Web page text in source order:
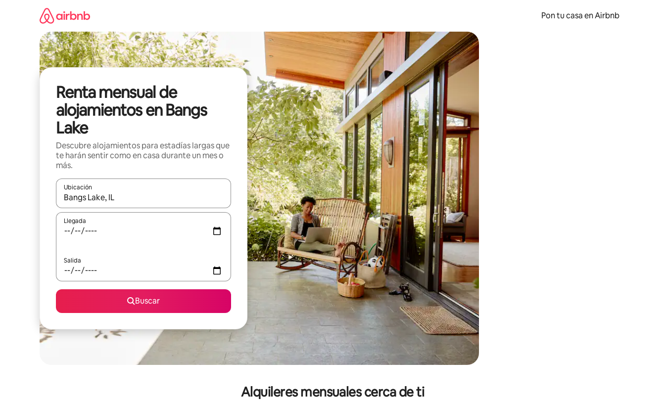
Pon tu casa en Airbnb
Renta mensual de
alojamientos en Bangs
Lake
Descubre alojamientos para estadías largas que
te harán sentir como en casa durante un mes o
más.
Ubicación
Cuando los resultados estén disponibles, navega con las teclas de flecha hacia arriba y hacia abajo o explora con el tacto o desliza el dedo.
Llegada
Salida
Buscar
Alquileres mensuales cerca de ti